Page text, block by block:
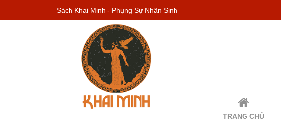
Sách Khai Minh - Phụng Sự Nhân Sinh
TRANG CHỦ